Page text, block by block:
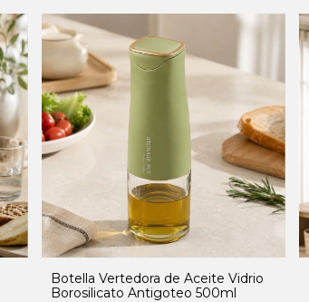
Botella Vertedora de Aceite Vidrio
Borosilicato Antigoteo 500ml